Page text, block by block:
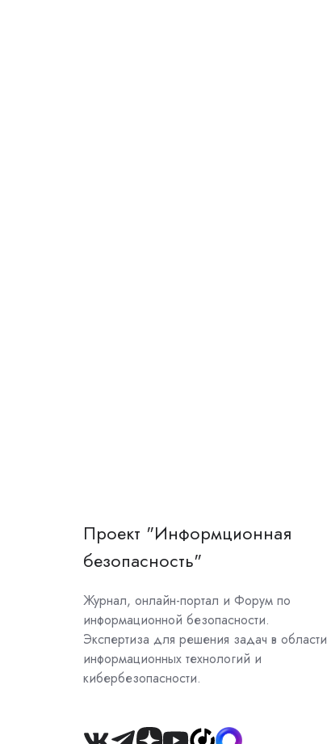
Проект "Информционная
безопасность"
Журнал, онлайн-портал и Форум по
информационной безопасности.
Экспертиза для решения задач в области
информационных технологий и
кибербезопасности.